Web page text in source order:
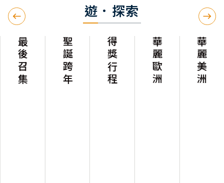
遊．探索
最後召集 聖誕跨年 得獎行程 華麗歐洲 華麗美洲